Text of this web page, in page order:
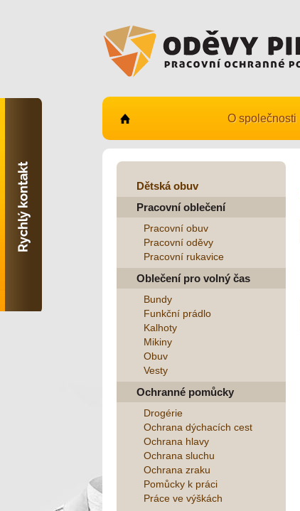
O společnosti
Dětská obuv
Pracovní oblečení
Pracovní obuv
Pracovní oděvy
Pracovní rukavice
Oblečení pro volný čas
Bundy
Funkční prádlo
Kalhoty
Mikiny
Obuv
Vesty
Ochranné pomůcky
Drogérie
Ochrana dýchacích cest
Ochrana hlavy
Ochrana sluchu
Ochrana zraku
Pomůcky k práci
Práce ve výškách
Kontaktujte nás
info@odevy-pilar.cz